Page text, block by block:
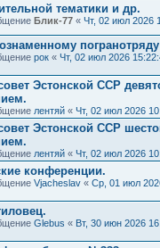
тематики и др.
Блик-77 « Чт, 02 июл 2026
погранотряду
рок « Чт, 02 июл 2026
Эстонской ССР
лентяй « Чт, 02 июл 2026
Эстонской ССР
лентяй « Чт, 02 июл 2026
конференции.
Vjacheslav « Ср, 01 июл
Glebus « Вт, 30 июн 2026